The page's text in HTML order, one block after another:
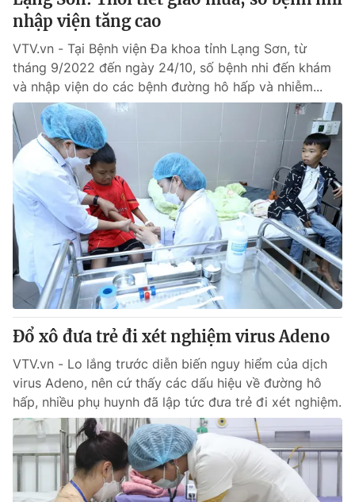
nhập viện tăng cao
VTV.vn - Tại Bệnh viện Đa khoa tỉnh Lạng Sơn, từ
tháng 9/2022 đến ngày 24/10, số bệnh nhi đến khám
và nhập viện do các bệnh đường hô hấp và nhiễm...
Đổ xô đưa trẻ đi xét nghiệm virus Adeno
VTV.vn - Lo lắng trước diễn biến nguy hiểm của dịch
virus Adeno, nên cứ thấy các dấu hiệu về đường hô
hấp, nhiều phụ huynh đã lập tức đưa trẻ đi xét nghiệm.